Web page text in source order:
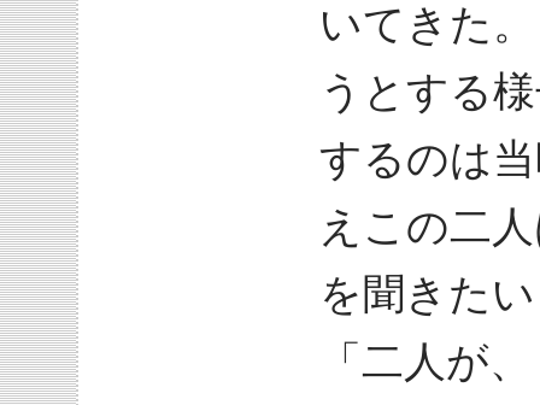
いてきた
うとする
するのは
えこの二
を聞きた
「二人が